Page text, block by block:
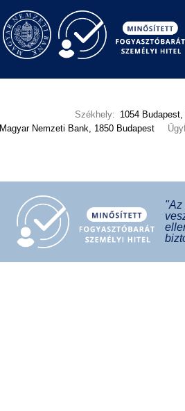
Székhely: 1054
Magyar Nemzeti Bank, 1850 Budapest
"Az